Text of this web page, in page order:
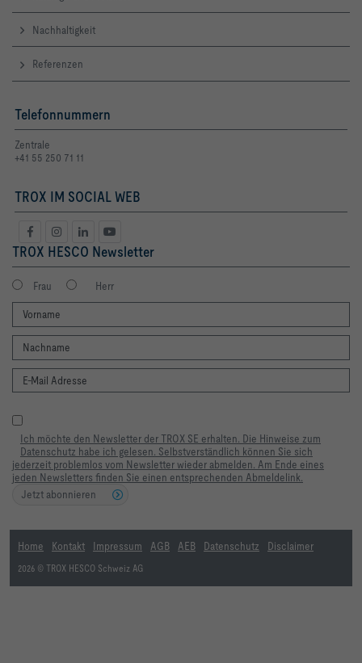
Nachhaltigkeit
Referenzen
Telefonnummern
Zentrale
+41 55 250 71 11
TROX IM SOCIAL WEB
TROX HESCO Newsletter
Frau Herr
Ich möchte den Newsletter der TROX SE erhalten. Die Hinweise zum
Datenschutz habe ich gelesen. Selbstverständlich können Sie sich
jederzeit problemlos vom Newsletter wieder abmelden. Am Ende eines
jeden Newsletters finden Sie einen entsprechenden Abmeldelink.
Jetzt abonnieren
Home Kontakt Impressum AGB AEB Datenschutz Disclaimer
2026 © TROX HESCO Schweiz AG